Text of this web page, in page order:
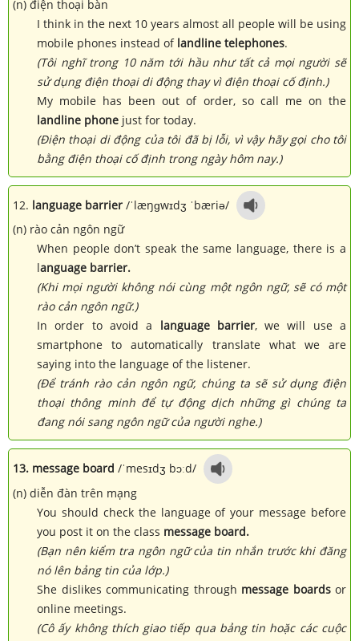
(n) điện thoại bàn
I think in the next 10 years almost all people will be using
mobile phones instead of landline telephones.
(Tôi nghĩ trong 10 năm tới hầu như tất cả mọi người sẽ
sử dụng điện thoại di động thay vì điện thoại cố định.)
My mobile has been out of order, so call me on the
landline phone just for today.
(Điện thoại di động của tôi đã bị lỗi, vì vậy hãy gọi cho tôi
bằng điện thoại cố định trong ngày hôm nay.)
12. language barrier /ˈlæŋɡwɪdʒ ˈbæriə/
(n) rào cản ngôn ngữ
When people don’t speak the same language, there is a
language barrier.
(Khi mọi người không nói cùng một ngôn ngữ, sẽ có một
rào cản ngôn ngữ.)
In order to avoid a language barrier, we will use a
smartphone to automatically translate what we are
saying into the language of the listener.
(Để tránh rào cản ngôn ngữ, chúng ta sẽ sử dụng điện
thoại thông minh để tự động dịch những gì chúng ta
đang nói sang ngôn ngữ của người nghe.)
13. message board /ˈmesɪdʒ bɔːd/
(n) diễn đàn trên mạng
You should check the language of your message before
you post it on the class message board.
(Bạn nên kiểm tra ngôn ngữ của tin nhắn trước khi đăng
nó lên bảng tin của lớp.)
She dislikes communicating through message boardsor
online meetings.
(Cô ấy không thích giao tiếp qua bảng tin hoặc các cuộc